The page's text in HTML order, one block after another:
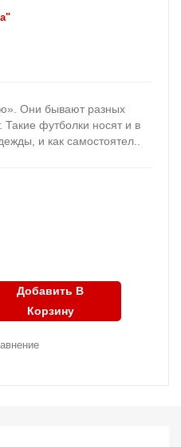
Они бывают разных
Такие футболки носят и в
и как самостоятел..
Добавить В
Корзину